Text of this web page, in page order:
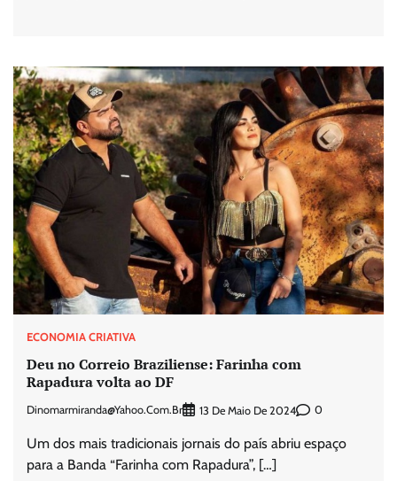
ECONOMIA CRIATIVA
Deu no Correio Braziliense: Farinha com
Rapadura volta ao DF
Dinomarmiranda@yahoo.com.br 13 De Maio De 2024 0
Um dos mais tradicionais jornais do país abriu espaço
para a Banda “Farinha com Rapadura”, […]